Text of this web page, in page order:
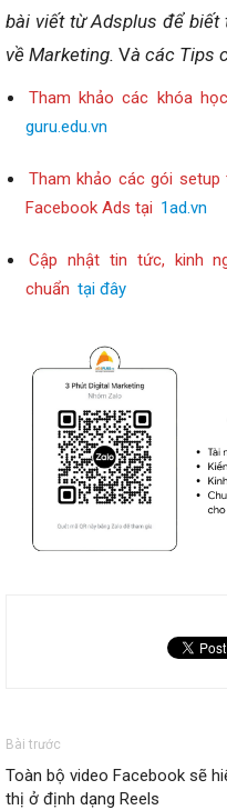
bài viết từ Adsplus để biết
về Marketing. Và các Tips
Tham khảo các khóa
guru.edu.vn
Tham khảo các gói setup
Facebook Ads tại 1ad.vn
Cập nhật tin tức, kinh
chuẩn tại đây
Bài trước
Toàn bộ video Facebook sẽ
thị ở định dạng Reels